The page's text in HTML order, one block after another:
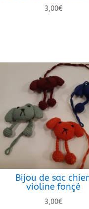
3,00€
Bijou de sac
violine fonçé
3,00€